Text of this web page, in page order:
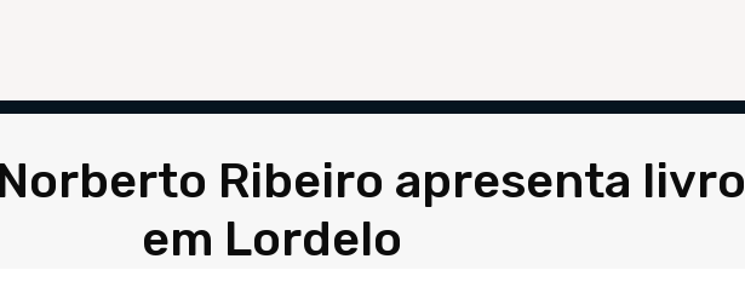
Ribeiro apresenta livro
em Lordelo